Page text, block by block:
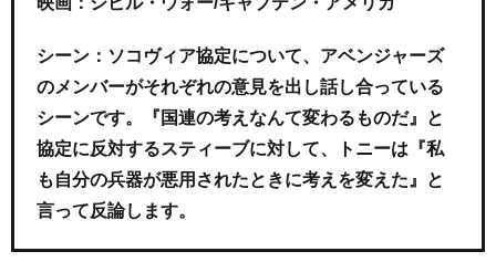
シーン：ソコヴィア協定について、アベンジャーズ
のメンバーがそれぞれの意見を出し話し合っている
シーンです。『国連の考えなんて変わるものだ』と
協定に反対するスティーブに対して、トニーは『私
も自分の兵器が悪用されたときに考えを変えた』と
言って反論します。